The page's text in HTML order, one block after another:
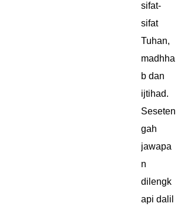
sifat-
sifat
Tuhan,
madhha
b dan
ijtihad.
Seseten
gah
jawapa
n
dilengk
api dalil